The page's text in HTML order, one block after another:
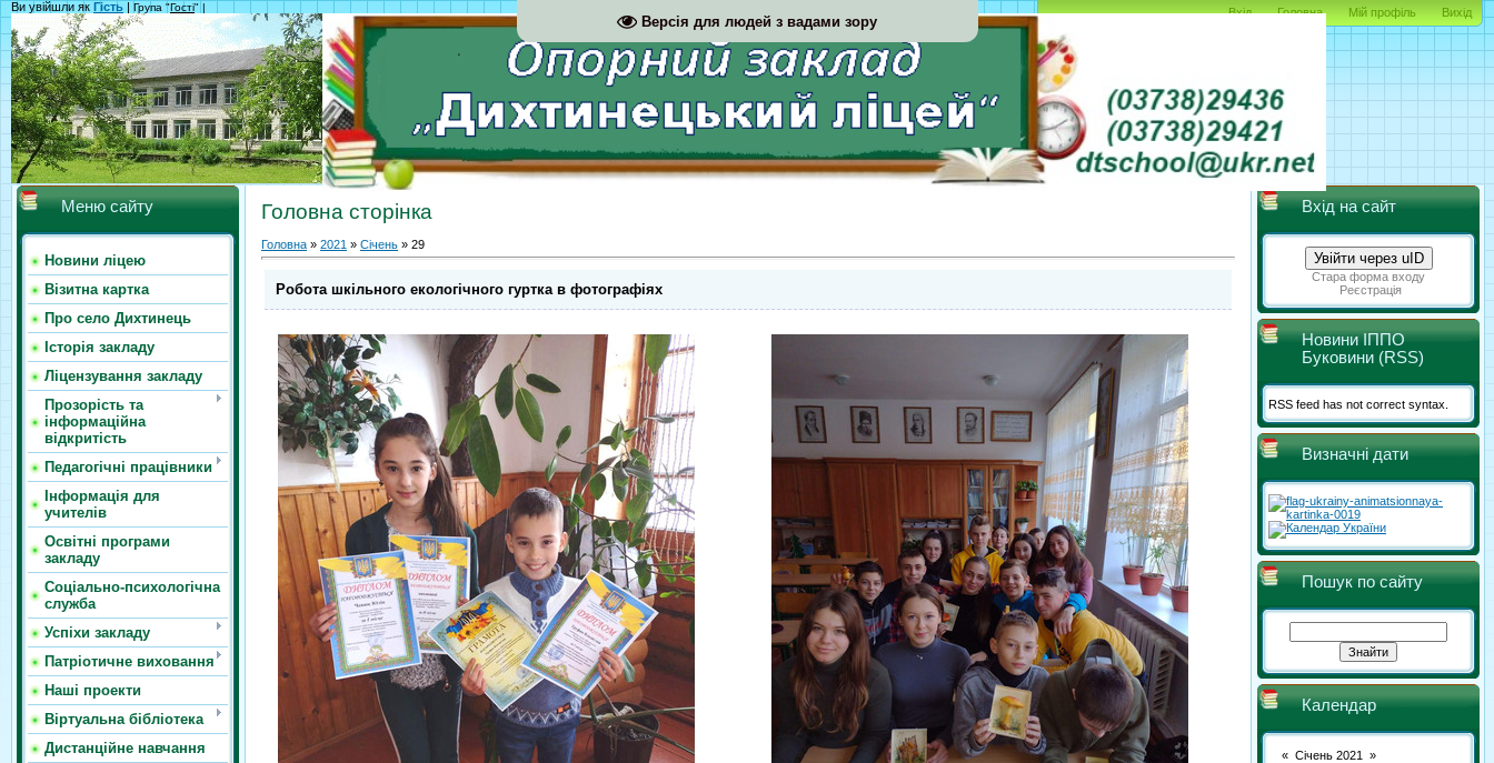
Версія для людей з вадами зору
Вхід Головна Мій профіль Вихід
Ви увійшли як Гість | Група "Гості" |
Меню сайту
Новини ліцею
Візитна картка
Про село Дихтинець
Історія закладу
Ліцензування закладу
Прозорість та
інформаційна
відкритість
Педагогічні працівники
Інформація для
учителів
Освітні програми
закладу
Соціально-психологічна
служба
Успіхи закладу
Патріотичне виховання
Наші проекти
Віртуальна бібліотека
Дистанційне навчання
Головна сторінка
Головна » 2021 » Січень » 29
Робота шкільного екологічного гуртка в фотографіях
Вхід на сайт
Увійти через uID
Стара форма входу
Реєстрація
Новини ІППО
Буковини (RSS)
RSS feed has not correct syntax.
Визначні дати
Пошук по сайту
Календар
« Січень 2021
»